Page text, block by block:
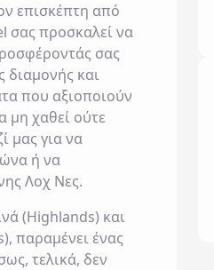
επισκέπτη από
σας προσκαλεί να
σας
διαμονής και
που αξιοποιούν
μη χαθεί ούτε
μας για να
ή να
Λοχ Νες.
(Highlands) και
παραμένει ένας
τελικά, δεν